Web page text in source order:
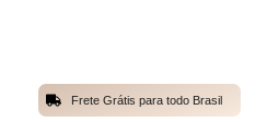
Frete Grátis para todo Brasil